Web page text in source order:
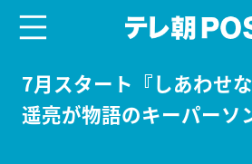
7月スタート『しあわせ
遥亮が物語のキーパーソ